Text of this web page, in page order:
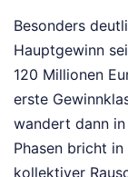
Besonders
Hauptgewinn
120 Millionen
erste
wandert dann
Phasen bricht
kollektiver